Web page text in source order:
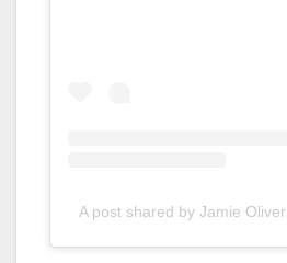
A post shared by Jamie